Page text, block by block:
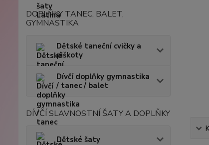
DOPLŇKY TANEC, BALET,
GYMNASTIKA
Dětské taneční cvičky a
piškoty
Dívčí doplňky gymnastika
/ tanec / balet
DÍVČÍ SLAVNOSTNÍ ŠATY A DOPLŇKY
Dětské šaty